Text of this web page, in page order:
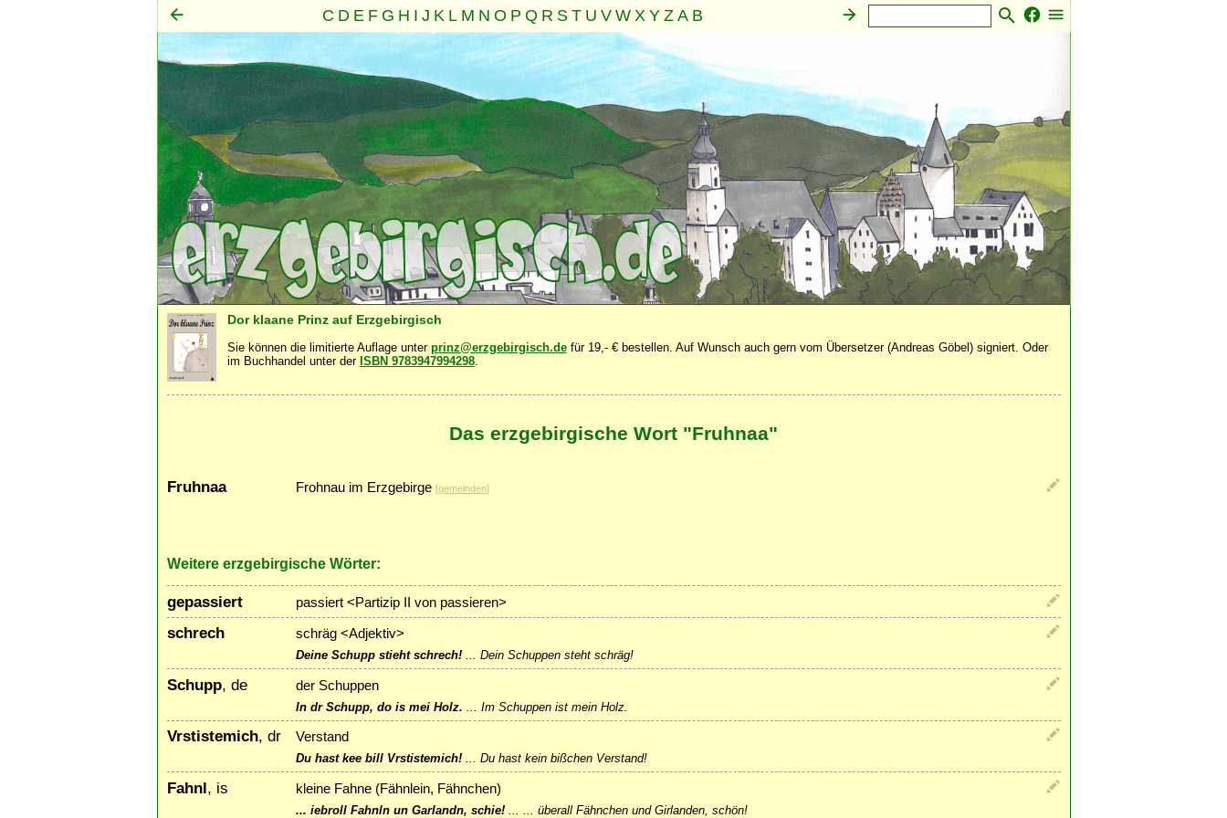
C D E F G H I J K L M N O P Q R S T U V W X Y Z A B
Mensch
· Seele ·Geist· Familie Gemeinschaft· Nahrung
Dor klaane Prinz auf Erzgebirgisch
Sie können die limitierte Auflage unter prinz@erzgebirgisch.defür 19,- € bestellen. Auf Wunsch auch gern vom Übersetzer (Andreas Göbel) signiert. Oder
im Buchhandel unter der ISBN 9783947994298.
Das erzgebirgische Wort "Fruhnaa"
Fruhnaa Frohnau im Erzgebirge [gemeinden]
Weitere erzgebirgische Wörter:
gepassiert passiert <Partizip II von passieren>
schrech schräg <Adjektiv>
Deine Schupp stieht schrech!... Dein Schuppen steht schräg!
Schupp, de der Schuppen
In dr Schupp, do is mei Holz. Im Schuppen ist mein Holz.
Vrstistemich, dr Verstand
Du hast kee bill Vrstistemich!... Du hast kein bißchen Verstand!
Fahnl, is kleine Fahne (Fähnlein, Fähnchen)
... iebroll Fahnln un Garlandn, schie!... ... überall Fähnchen und Girlanden, schön!